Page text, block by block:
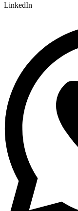
LinkedIn